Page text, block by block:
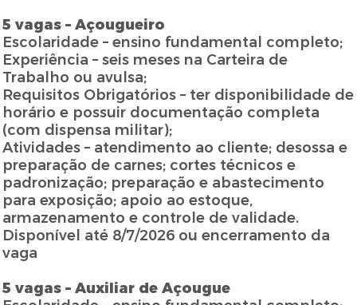
5 vagas – Açougueiro
Escolaridade – ensino fundamental completo;
Experiência – seis meses na Carteira de
Trabalho ou avulsa;
Requisitos Obrigatórios – ter disponibilidade de
horário e possuir documentação completa
(com dispensa militar);
Atividades – atendimento ao cliente; desossa e
preparação de carnes; cortes técnicos e
padronização; preparação e abastecimento
para exposição; apoio ao estoque,
armazenamento e controle de validade.
Disponível até 8/7/2026 ou encerramento da
vaga
5 vagas – Auxiliar de Açougue